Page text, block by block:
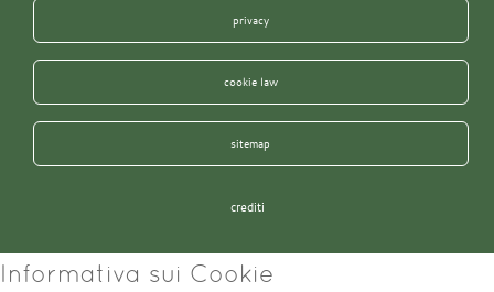
privacy
cookie law
sitemap
crediti
Informativa sui Cookie